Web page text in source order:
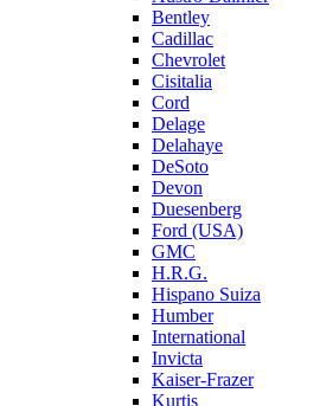
Bentley
Cadillac
Chevrolet
Cisitalia
Cord
Delage
Delahaye
DeSoto
Devon
Duesenberg
Ford (USA)
GMC
H.R.G.
Hispano Suiza
Humber
International
Invicta
Kaiser-Frazer
Kurtis